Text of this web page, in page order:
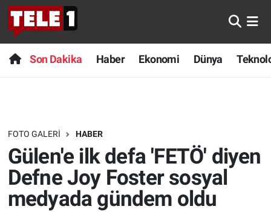
Son Dakika Haber Ekonomi Dünya
FOTO GALERI HABER
Gülen'e ilk defa 'FETÖ' diyen
Defne Joy Foster sosyal
medyada gündem oldu
Anında Manşet
Başka Sohbetler
Bilim turu
Bilim ve Teknoloji Evreni
Doğa Konuşuyor
Son Dakika
Haber
Dünya
Teknoloji
Sağlık
Nöbetçi Eczaneler
Hava Durumu
Trafik Durumu
Süper Lig Puan Durumu ve Fikstür
Tüm Manşetler